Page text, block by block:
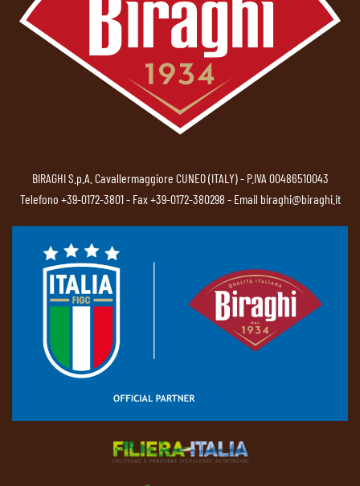
BIRAGHI S.p.A. Cavallermaggiore CUNEO (ITALY) - P.IVA 00486510043
Telefono +39-0172-3801- Fax +39-0172-380298 - Email biraghi@biraghi.it